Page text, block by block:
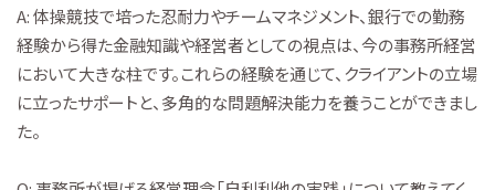
A: 体操競技で培った忍耐力やチームマネジメント、銀行での勤務
経験から得た金融知識や経営者としての視点は、今の事務所経営
において大きな柱です。これらの経験を通じて、クライアントの立場
に立ったサポートと、多角的な問題解決能力を養うことができまし
た。